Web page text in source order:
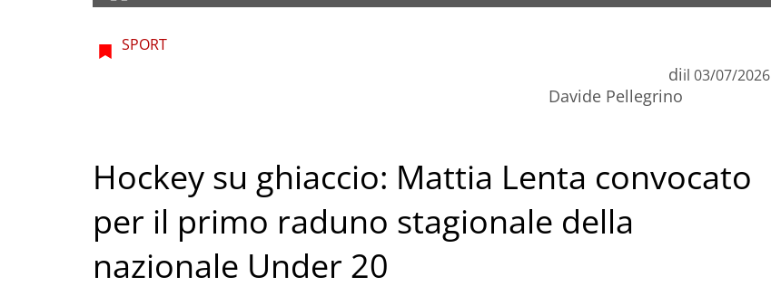
SPORT
di
Davide Pellegrino
il 03/07/2026
Hockey su ghiaccio: Mattia Lenta convocato
per il primo raduno stagionale della
nazionale Under 20